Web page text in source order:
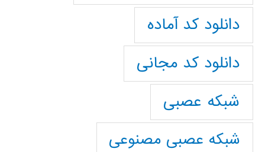
دانلود کد آماده
دانلود کد مجانی
شبکه عصبی
شبکه عصبی مصنوعی